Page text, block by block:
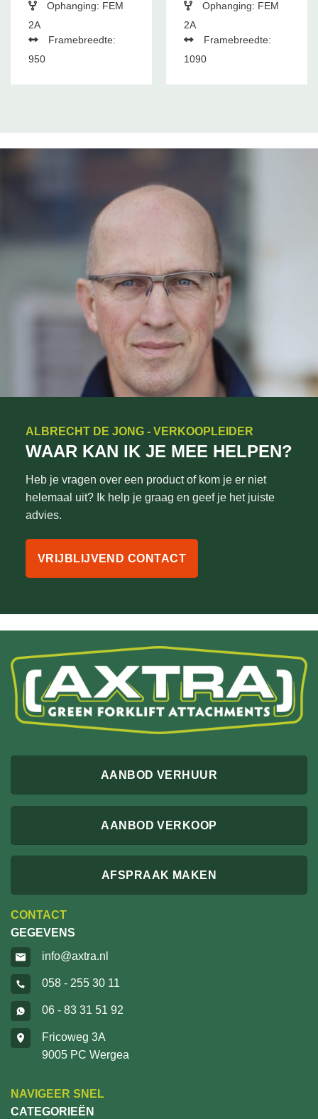
Ophanging: FEM
2A
Framebreedte:
950
Ophanging: FEM
2A
Framebreedte:
1090
ALBRECHT DE JONG - VERKOOPLEIDER
WAAR KAN IK JE MEE HELPEN?
Heb je vragen over een product of kom je er niet
helemaal uit? Ik help je graag en geef je het juiste
advies.
VRIJBLIJVEND CONTACT
AANBOD VERHUUR
AANBOD VERKOOP
AFSPRAAK MAKEN
CONTACT
GEGEVENS
info@axtra.nl
058 - 255 30 11
06 - 83 31 51 92
Fricoweg 3A
9005 PC Wergea
NAVIGEER SNEL
CATEGORIEËN